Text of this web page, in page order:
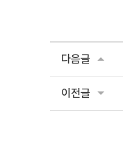
다음글
이전글